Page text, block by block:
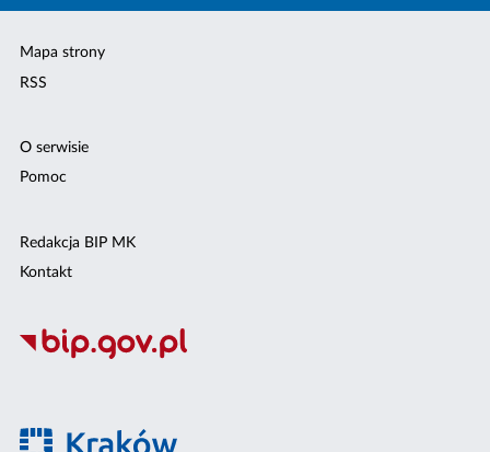
Mapa strony
RSS
O serwisie
Pomoc
Redakcja BIP MK
Kontakt